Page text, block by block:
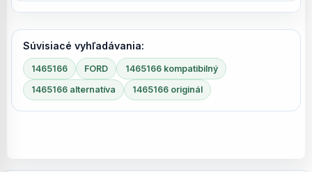
Súvisiacé vyhľadávania:
1465166 FORD 1465166 kompatibilný
1465166 alternatíva 1465166 originál